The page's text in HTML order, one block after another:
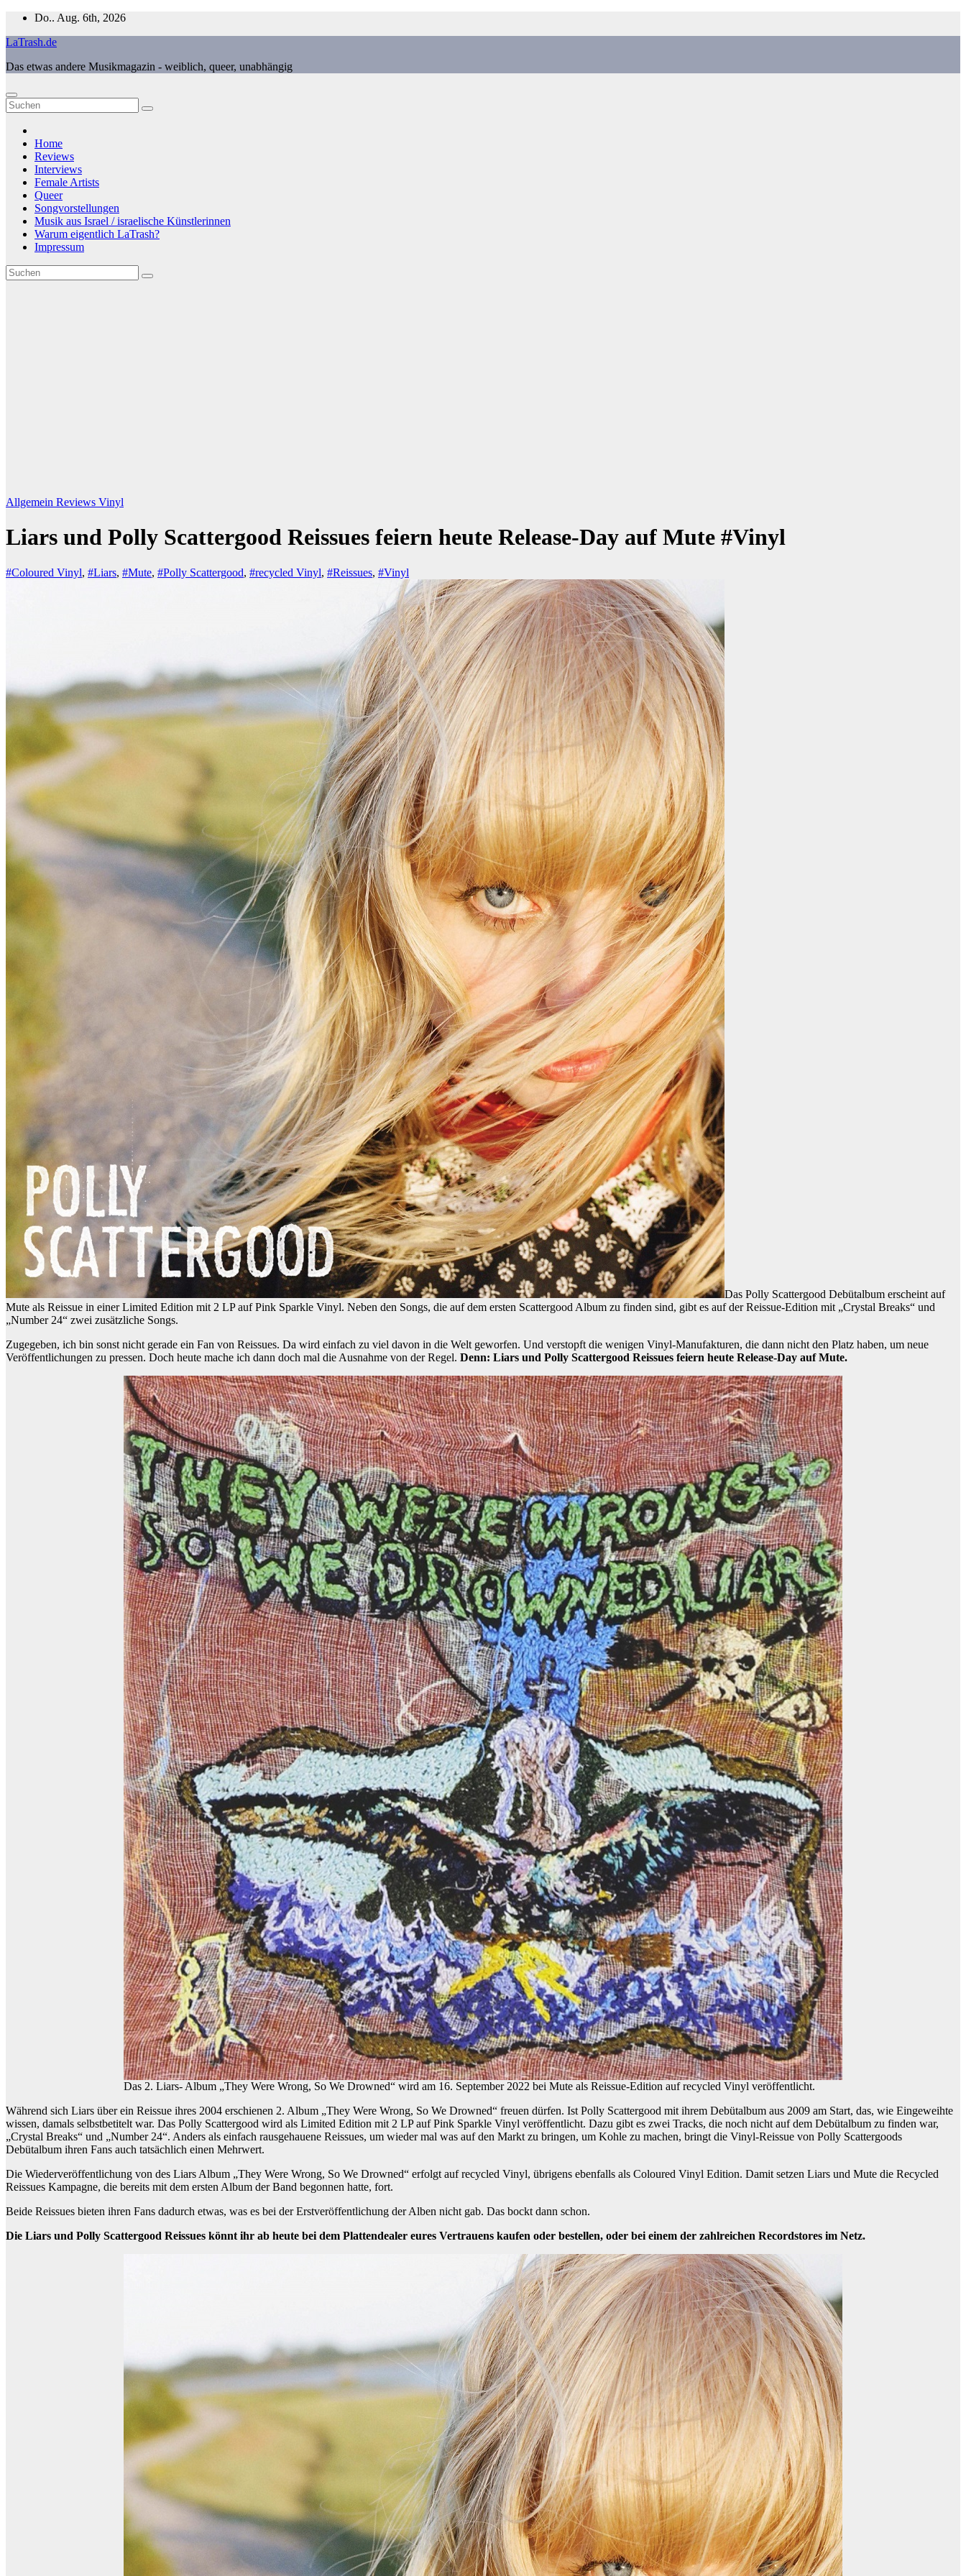
Zum
springen
Do.. Aug. 6th, 2026
LaTrash.de
Das etwas andere Musikmagazin - weiblich, queer, unabhängig
Home
Reviews
Interviews
Female Artists
Queer
Songvorstellungen
Musik aus Israel / israelische Künstlerinnen
Warum eigentlich LaTrash?
Impressum
Allgemein Reviews Vinyl
Liars und Polly Scattergood Reissues feiern heute Release-Day auf Mute #Vinyl
#Coloured Vinyl, #Liars, #Mute, #Polly Scattergood, #recycled Vinyl, #Reissues, #Vinyl
Das Polly Scattergood Debütalbum erscheint auf
Mute als Reissue in einer Limited Edition mit 2 LP auf Pink Sparkle Vinyl. Neben den Songs, die auf dem ersten Scattergood Album zu finden sind, gibt es auf der Reissue-Edition mit „Crystal Breaks“ und
„Number 24“ zwei zusätzliche Songs.
Zugegeben, ich bin sonst nicht gerade ein Fan von Reissues. Da wird einfach zu viel davon in die Welt geworfen. Und verstopft die wenigen Vinyl-Manufakturen, die dann nicht den Platz haben, um neue
Veröffentlichungen zu pressen. Doch heute mache ich dann doch mal die Ausnahme von der Regel. Denn: Liars und Polly Scattergood Reissues feiern heute Release-Day auf Mute.
Das 2. Liars- Album „They Were Wrong, So We Drowned“ wird am 16. September 2022 bei Mute als Reissue-Edition auf recycled Vinyl veröffentlicht.
Während sich Liars über ein Reissue ihres 2004 erschienen 2. Album „They Were Wrong, So We Drowned“ freuen dürfen. Ist Polly Scattergood mit ihrem Debütalbum aus 2009 am Start, das, wie Eingeweihte
wissen, damals selbstbetitelt war. Das Polly Scattergood wird als Limited Edition mit 2 LP auf Pink Sparkle Vinyl veröffentlicht. Dazu gibt es zwei Tracks, die noch nicht auf dem Debütalbum zu finden war,
„Crystal Breaks“ und „Number 24“. Anders als einfach rausgehauene Reissues, um wieder mal was auf den Markt zu bringen, um Kohle zu machen, bringt die Vinyl-Reissue von Polly Scattergoods
Debütalbum ihren Fans auch tatsächlich einen Mehrwert.
Die Wiederveröffentlichung von des Liars Album „They Were Wrong, So We Drowned“ erfolgt auf recycled Vinyl, übrigens ebenfalls als Coloured Vinyl Edition. Damit setzen Liars und Mute die Recycled
Reissues Kampagne, die bereits mit dem ersten Album der Band begonnen hatte, fort.
Beide Reissues bieten ihren Fans dadurch etwas, was es bei der Erstveröffentlichung der Alben nicht gab. Das bockt dann schon.
Die Liars und Polly Scattergood Reissues könnt ihr ab heute bei dem Plattendealer eures Vertrauens kaufen oder bestellen, oder bei einem der zahlreichen Recordstores im Netz.